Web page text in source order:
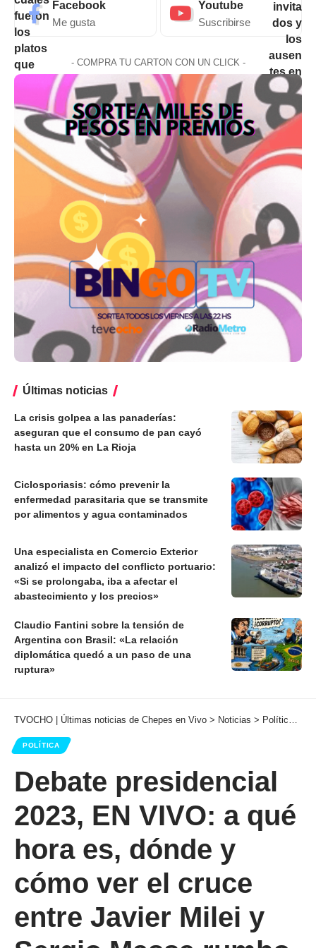
Facebook
Me gusta
Youtube
Suscribirse
- COMPRA TU CARTON CON UN CLICK -
Últimas noticias
La crisis golpea a las panaderías:
aseguran que el consumo de pan cayó
hasta un 20% en La Rioja
Ciclosporiasis: cómo prevenir la
enfermedad parasitaria que se transmite
por alimentos y agua contaminados
Una especialista en Comercio Exterior
analizó el impacto del conflicto portuario:
«Si se prolongaba, iba a afectar el
abastecimiento y los precios»
Claudio Fantini sobre la tensión de
Argentina con Brasil: «La relación
diplomática quedó a un paso de una
ruptura»
TVOCHO | Últimas noticias de Chepes en Vivo > Noticias > Política >
POLÍTICA
Debate presidencial
2023, EN VIVO: a qué
hora es, dónde y
cómo ver el cruce
entre Javier Milei y